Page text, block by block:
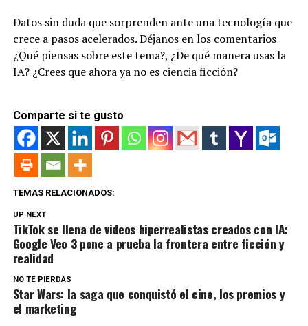
Datos sin duda que sorprenden ante una tecnología que
crece a pasos acelerados. Déjanos en los comentarios
¿Qué piensas sobre este tema?, ¿De qué manera usas la
IA? ¿Crees que ahora ya no es ciencia ficción?
Comparte si te gusto
TEMAS RELACIONADOS:
UP NEXT
TikTok se llena de videos hiperrealistas creados con IA:
Google Veo 3 pone a prueba la frontera entre ficción y
realidad
NO TE PIERDAS
Star Wars: la saga que conquistó el cine, los premios y
el marketing